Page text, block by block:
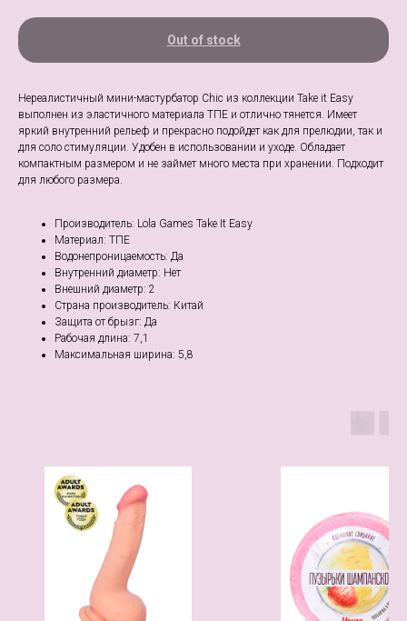
Out of stock
Нереалистичный мини-мастурбатор Chic из коллекции Take it Easy
выполнен из эластичного материала ТПЕ и отлично тянется. Имеет
яркий внутренний рельеф и прекрасно подойдет как для прелюдии, так и
для соло стимуляции. Удобен в использовании и уходе. Обладает
компактным размером и не займет много места при хранении. Подходит
для любого размера.
Производитель: Lola Games Take It Easy
Материал: ТПЕ
Водонепроницаемость: Да
Внутренний диаметр: Нет
Внешний диаметр: 2
Страна производитель: Китай
Защита от брызг: Да
Рабочая длина: 7,1
Максимальная ширина: 5,8